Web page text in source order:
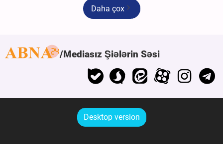
Daha çox
Mediasız Şiələrin Səsi
Desktop version